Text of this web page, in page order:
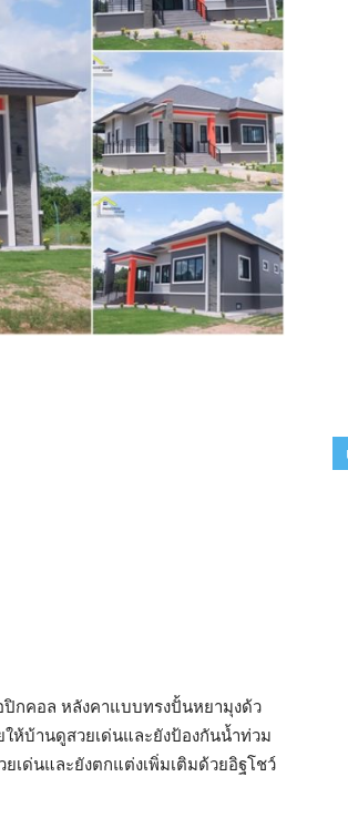
กคอล หลังคาแบบทรงปั้นหยามุงด้ว
ห้บ้านดูสวยเด่นและยังป้องกันน้ำท่วม
เด่นและยังตกแต่งเพิ่มเติมด้วยอิฐโชว์